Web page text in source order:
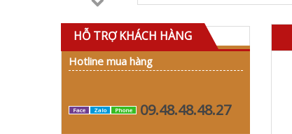
HỖ TRỢ KHÁCH HÀNG
Hotline mua hàng
Face Zalo Phone 09.48.48.48.27